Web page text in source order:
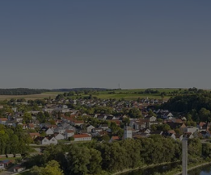
Leben & Wohnen
Wirtschaft & Handel